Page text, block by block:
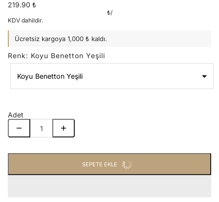
219.90 ₺
₺/
KDV dahildir.
Ücretsiz kargoya 1,000 ₺ kaldı.
Renk: Koyu Benetton Yeşili
Koyu Benetton Yeşili
Koyu Benetton Yeşili
Adet
SEPETE EKLE